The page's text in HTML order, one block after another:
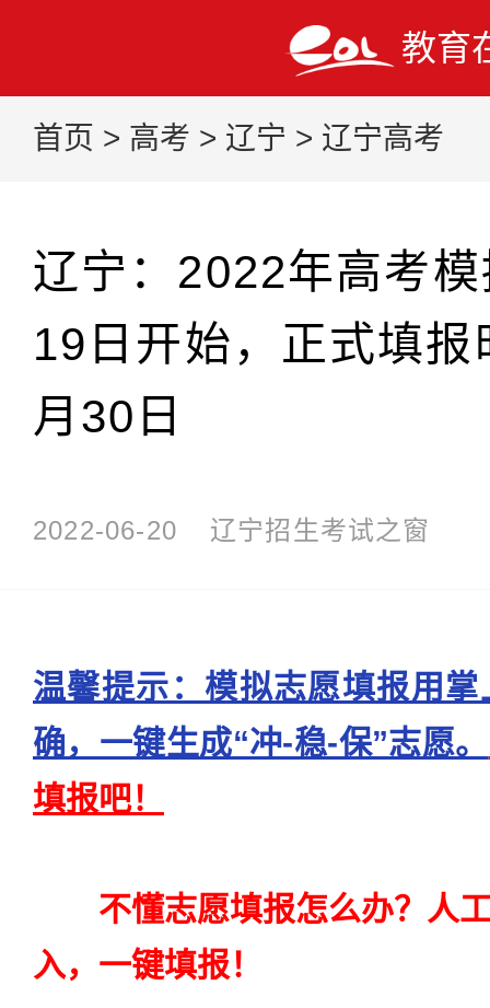
教育
首页 > 高考 > 辽宁 > 辽宁高考
辽宁：2022年高考
19日开始，正式填
月30日
2022-06-20 辽宁招生考试之窗
温馨提示：模拟志愿填报用
确，一键生成“冲-稳-保”志愿。
填报吧！
不懂志愿填报怎么办？人
入，一键填报！